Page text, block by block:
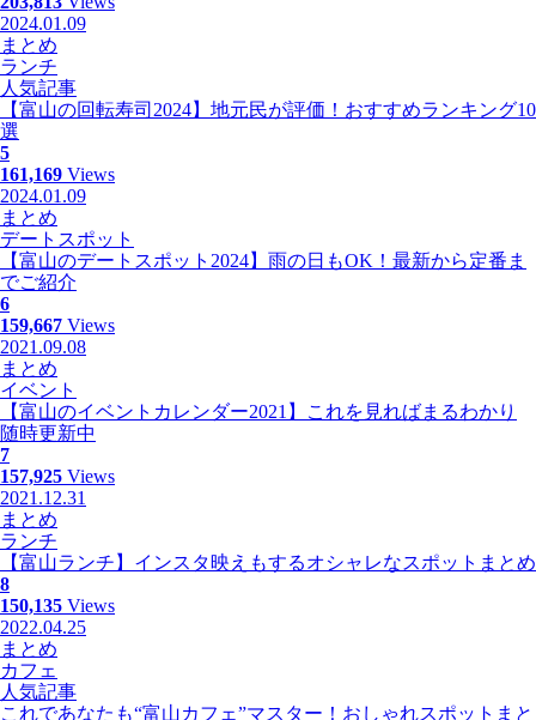
2024.01.09
まとめ
ランチ
人気記事
【富山の回転寿司2024】地元民が評価！おすすめランキング10
選
5
161,169 Views
2024.01.09
まとめ
デートスポット
【富山のデートスポット2024】雨の日もOK！最新から定番ま
でご紹介
6
159,667 Views
2021.09.08
まとめ
イベント
【富山のイベントカレンダー2021】これを見ればまるわかり
随時更新中
7
157,925 Views
2021.12.31
まとめ
ランチ
【富山ランチ】インスタ映えもするオシャレなスポットまとめ
8
150,135 Views
2022.04.25
まとめ
カフェ
人気記事
これであなたも“富山カフェ”マスター！おしゃれスポットまと